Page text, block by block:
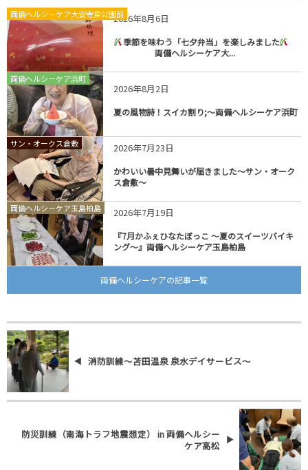
両備ヘルシーケア大安寺東公園前2026年8月6日
季節を味わう「七夕弁当」を楽しみました
両備ヘルシーケア大...
両備ヘルシーケア浜町
2026年8月2日
夏の風物詩！スイカ割り;～両備ヘルシーケア浜町
サン・オークス倉敷 2026年7月23日
かわいい暑中見舞いが届きました～サン・オーク
ス倉敷～
両備ヘルシーケア玉島柏島 2026年7月19日
『7月かふぇひなたぼっこ ～夏のスイーツバイキ
ング～』両備ヘルシーケア玉島柏島
両備ヘルシーケアの記事一覧
消防訓練～苫田温泉 泉水デイサービス～
防災訓練（南海トラフ地震想定） in 両備ヘルシー
ケア高松